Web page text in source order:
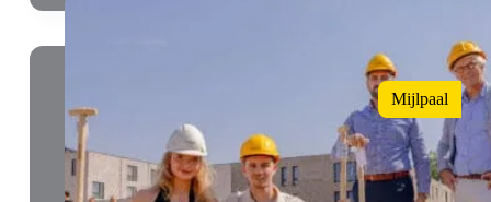
Mijlpaal